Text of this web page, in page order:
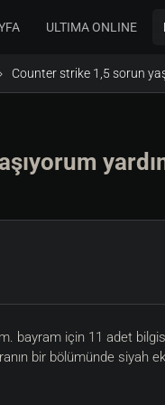
ULTIMA ONLINE
Counter strike 1,5 sorun
bayram için 11 adet
bir bölümünde